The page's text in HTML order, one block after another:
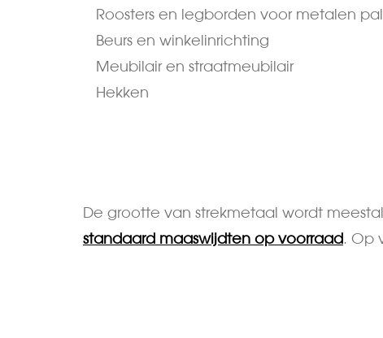
Roosters en legborden voor metalen
Beurs en winkelinrichting
Meubilair en straatmeubilair
Hekken
De grootte van strekmetaal wordt
standaard maaswijdten op voorraad. Op